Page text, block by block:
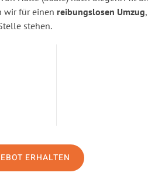
wir für einen reibungslosen Umzug
stehen.
ERHALTEN